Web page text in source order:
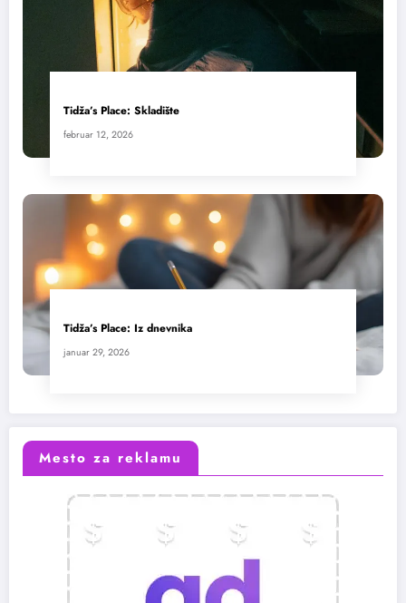
Tidža’s Place: Skladište
februar 12, 2026
Tidža’s Place: Iz dnevnika
januar 29, 2026
Mesto za reklamu